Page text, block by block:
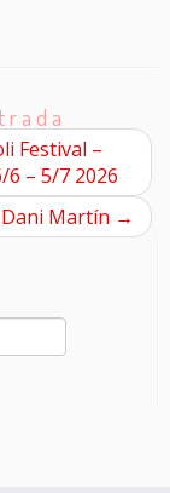
Festival –
– 5/7 2026
Martín →